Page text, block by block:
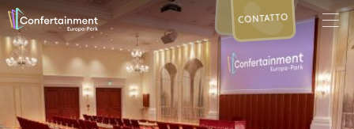
CONTATTO